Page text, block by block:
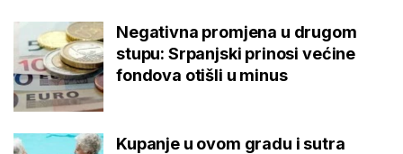
Negativna promjena u drugom
stupu: Srpanjski prinosi većine
fondova otišli u minus
Kupanje u ovom gradu i sutra